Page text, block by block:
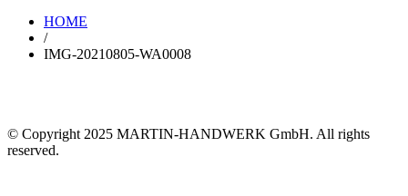
HOME
/
IMG-20210805-WA0008
© Copyright 2025 MARTIN-HANDWERK GmbH. All rights
reserved.